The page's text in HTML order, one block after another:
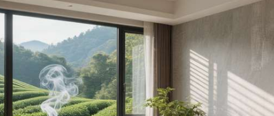
历史上“狮、龙、云、虎”四大字号里，“狮”和“龙”指的就是狮峰山和龙井
拔适中的山坡上，酸性红壤排水性好，加上常年云雾缭绕，茶树长得
也是为什么真正喝过狮峰龙井的人，会念念不忘那种“豆花香”和“回
蕾的那种浓烈，而是像涓涓细流一样，在喉咙里慢慢化开、慢慢回味。